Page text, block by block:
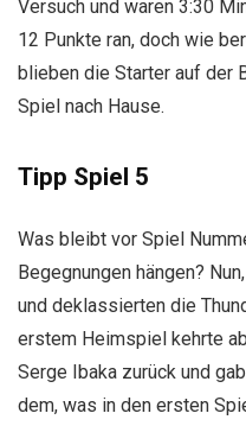
Versuch und waren 3:30
12 Punkte ran, doch wie
blieben die Starter auf der
Spiel nach Hause.
Tipp Spiel 5
Was bleibt vor Spiel
Begegnungen hängen?
und deklassierten die
erstem Heimspiel kehrte
Serge Ibaka zurück und
dem, was in den ersten